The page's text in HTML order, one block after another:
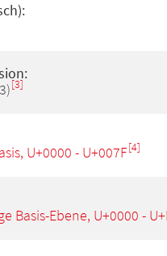
[3]
U+0000 - U+007F[4]
Basis-Ebene, U+0000 -